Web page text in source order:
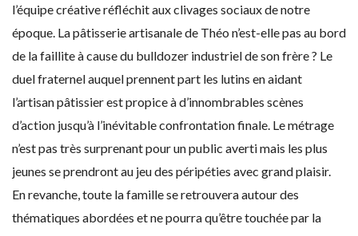
l’équipe créative réfléchit aux clivages sociaux de notre
époque. La pâtisserie artisanale de Théo n’est-elle pas au bord
de la faillite à cause du bulldozer industriel de son frère ? Le
duel fraternel auquel prennent part les lutins en aidant
l’artisan pâtissier est propice à d’innombrables scènes
d’action jusqu’à l’inévitable confrontation finale. Le métrage
n’est pas très surprenant pour un public averti mais les plus
jeunes se prendront au jeu des péripéties avec grand plaisir.
En revanche, toute la famille se retrouvera autour des
thématiques abordées et ne pourra qu’être touchée par la